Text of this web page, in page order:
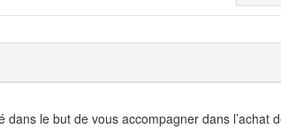
le but de vous accompagner dans l’achat